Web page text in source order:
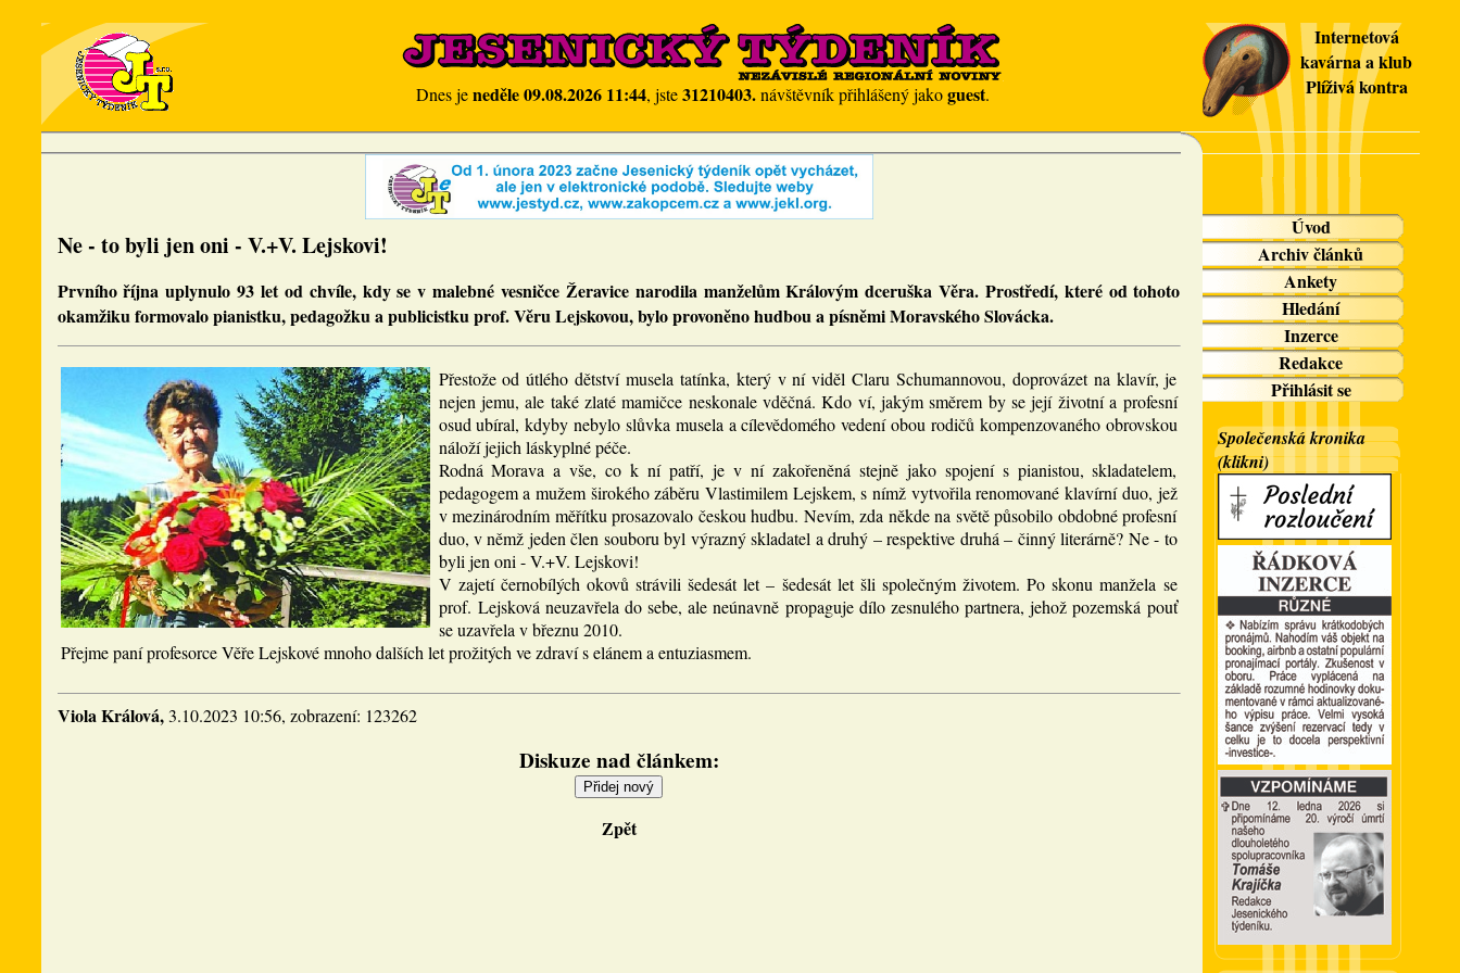
Dnes jeneděle 09.08.2026 11:44, jste31210403.návštěvník přihlášený jakoguest.
Internetová
kavárna a klub
Plíživá kontra
Ne - to byli jen oni - V.+V. Lejskovi!
Prvního října uplynulo 93 let od chvíle, kdy se v malebné vesničce Žeravice narodila manželům Královým dceruška Věra. Prostředí, které od tohoto
okamžiku formovalo pianistku, pedagožku a publicistku prof. Věru Lejskovou, bylo provoněno hudbou a písněmi Moravského Slovácka.
Přestože od útlého dětství musela tatínka, který v ní viděl Claru Schumannovou, doprovázet na klavír, je
nejen jemu, ale také zlaté mamičce neskonale vděčná. Kdo ví, jakým směrem by se její životní a profesní
osud ubíral, kdyby nebylo slůvka musela a cílevědomého vedení obou rodičů kompenzovaného obrovskou
náloží jejich láskyplné péče.
Rodná Morava a vše, co k ní patří, je v ní zakořeněná stejně jako spojení s pianistou, skladatelem,
pedagogem a mužem širokého záběru Vlastimilem Lejskem, s nímž vytvořila renomované klavírní duo, jež
v mezinárodním měřítku prosazovalo českou hudbu. Nevím, zda někde na světě působilo obdobné profesní
duo, v němž jeden člen souboru byl výrazný skladatel a druhý – respektive druhá – činný literárně? Ne - to
byli jen oni - V.+V. Lejskovi!
V zajetí černobílých okovů strávili šedesát let – šedesát let šli společným životem. Po skonu manžela se
prof. Lejsková neuzavřela do sebe, ale neúnavně propaguje dílo zesnulého partnera, jehož pozemská pouť
se uzavřela v březnu 2010.
Přejme paní profesorce Věře Lejskové mnoho dalších let prožitých ve zdraví s elánem a entuziasmem.
Viola Králová,3.10.2023 10:56, zobrazení: 123262
Diskuze nad článkem:
Zpět
Úvod
Archiv článků
Ankety
Hledání
Inzerce
Redakce
Přihlásit se
Společenská kronika
(klikni)